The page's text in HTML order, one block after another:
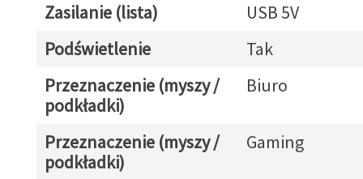
Zasilanie (lista)
USB 5V
Podświetlenie
Tak
Przeznaczenie (myszy /
podkładki)
Biuro
Przeznaczenie (myszy /
podkładki)
Gaming